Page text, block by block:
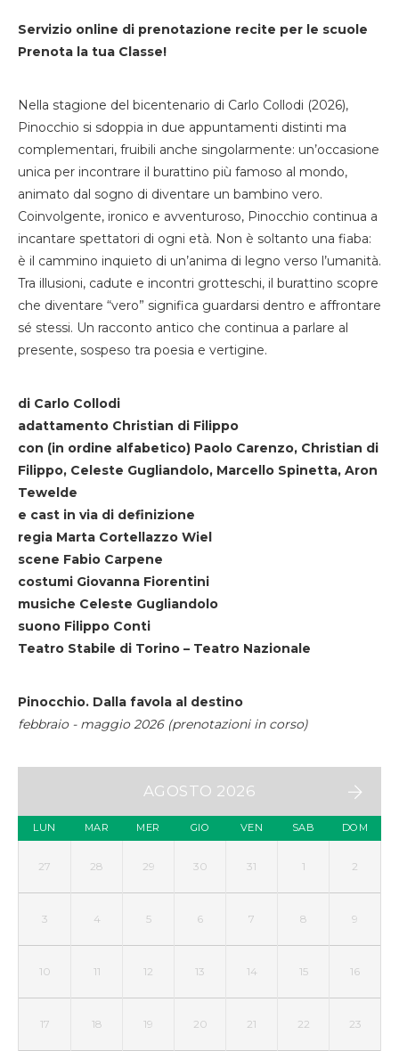
Servizio online di prenotazione recite per le scuole
Prenota la tua Classe!
Nella stagione del bicentenario di Carlo Collodi (2026),
Pinocchio si sdoppia in due appuntamenti distinti ma
complementari, fruibili anche singolarmente: un’occasione
unica per incontrare il burattino più famoso al mondo,
animato dal sogno di diventare un bambino vero.
Coinvolgente, ironico e avventuroso, Pinocchio continua a
incantare spettatori di ogni età. Non è soltanto una fiaba:
è il cammino inquieto di un’anima di legno verso l’umanità.
Tra illusioni, cadute e incontri grotteschi, il burattino scopre
che diventare “vero” significa guardarsi dentro e affrontare
sé stessi. Un racconto antico che continua a parlare al
presente, sospeso tra poesia e vertigine.
di Carlo Collodi
adattamento Christian di Filippo
con (in ordine alfabetico) Paolo Carenzo, Christian di
Filippo, Celeste Gugliandolo, Marcello Spinetta, Aron
Tewelde
e cast in via di definizione
regia Marta Cortellazzo Wiel
scene Fabio Carpene
costumi Giovanna Fiorentini
musiche Celeste Gugliandolo
suono Filippo Conti
Teatro Stabile di Torino – Teatro Nazionale
Pinocchio. Dalla favola al destino
febbraio - maggio 2026 (prenotazioni in corso)
AGOSTO 2026
LUN MAR MER GIO VEN SAB DOM
27 28 29 30 31 1 2
3 4 5 6 7 8 9
10 11 12 13 14 15 16
17 18 19 20 21 22 23